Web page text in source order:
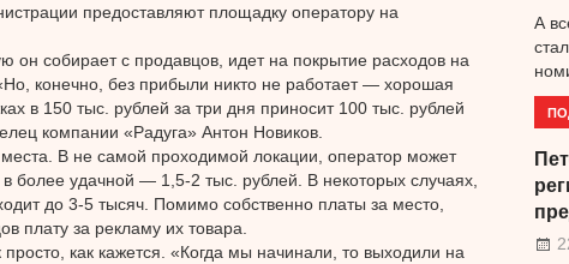
предоставляют площадку оператору на
он собирает с продавцов, идет на покрытие расходов на
конечно, без прибыли никто не работает — хорошая
в 150 тыс. рублей за три дня приносит 100 тыс. рублей
компании «Радуга» Антон Новиков.
В не самой проходимой локации, оператор может
более удачной — 1,5-2 тыс. рублей. В некоторых случаях,
до 3-5 тысяч. Помимо собственно платы за место,
плату за рекламу их товара.
как кажется. «Когда мы начинали, то выходили на
А